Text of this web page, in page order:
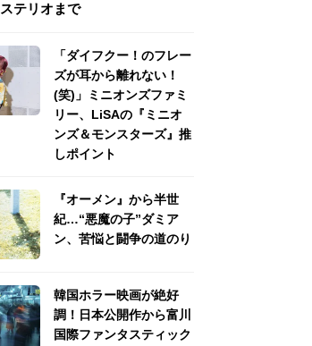
テリオまで
「ダイフクー！のフレー
ズが耳から離れない！
(笑)」ミニオンズファミ
リー、LiSAの『ミニオ
ンズ＆モンスターズ』推
しポイント
『オーメン』から半世
紀…“悪魔の子”ダミア
ン、苦悩と闘争の道のり
韓国ホラー映画が絶好
調！日本公開作から富川
国際ファンタスティック